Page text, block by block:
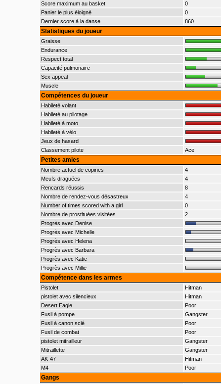
Score maximum au basket
0
Panier le plus éloigné
0
Dernier score à la danse
860
Statistiques du joueur
Graisse
Endurance
Respect total
Capacité pulmonaire
Sex appeal
Muscle
Compétences du joueur
Habileté volant
Habileté au pilotage
Habileté à moto
Habileté à vélo
Jeux de hasard
Classement pilote
Ace
Petites amies
Nombre actuel de copines
4
Meufs draguées
4
Rencards réussis
8
Nombre de rendez-vous désastreux
4
Number of times scored with a girl
0
Nombre de prostituées visitées
2
Progrès avec Denise
Progrès avec Michelle
Progrès avec Helena
Progrès avec Barbara
Progrès avec Katie
Progrès avec Millie
Compétence dans les armes
Pistolet
Hitman
pistolet avec silencieux
Hitman
Desert Eagle
Poor
Fusil à pompe
Gangster
Fusil à canon scié
Poor
Fusil de combat
Poor
pistolet mitrailleur
Gangster
Mitraillette
Gangster
AK-47
Hitman
M4
Poor
Gangs